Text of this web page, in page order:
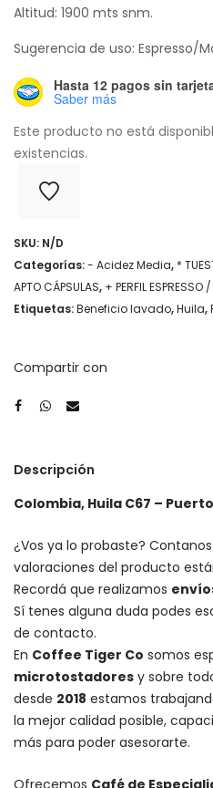
Altitud: 1900 mts snm.
Sugerencia de uso: Espresso/
Hasta 12 pagos sin
Saber más
Este producto no está
existencias.
SKU: N/D
Categorías:- Acidez Media, *
APTO CÁPSULAS, + PERFIL ESPRESSO
Etiquetas:Beneficio lavado,Huila,
Compartir con
Descripción
Colombia, Huila C67 –
¿Vos ya lo probaste?
valoraciones del producto
Recordá que realizamos
Sí tenes alguna duda podes
de contacto.
En Coffee Tiger Co somos
microtostadores y sobre
desde 2018 estamos
la mejor calidad posible,
más para poder asesorarte.
Ofrecemos Café de